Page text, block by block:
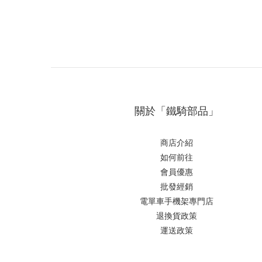
關於「鐵騎部品」
商店介紹
如何前往
會員優惠
批發經銷
電單車手機架專門店
退換貨政策
運送政策